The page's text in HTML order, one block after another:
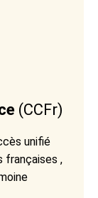
(CCFr)
unifié
françaises ,